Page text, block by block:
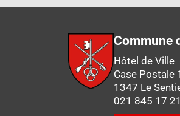
Commune
Hôtel de Ville
Case Postale
1347 Le
021 845 17 21